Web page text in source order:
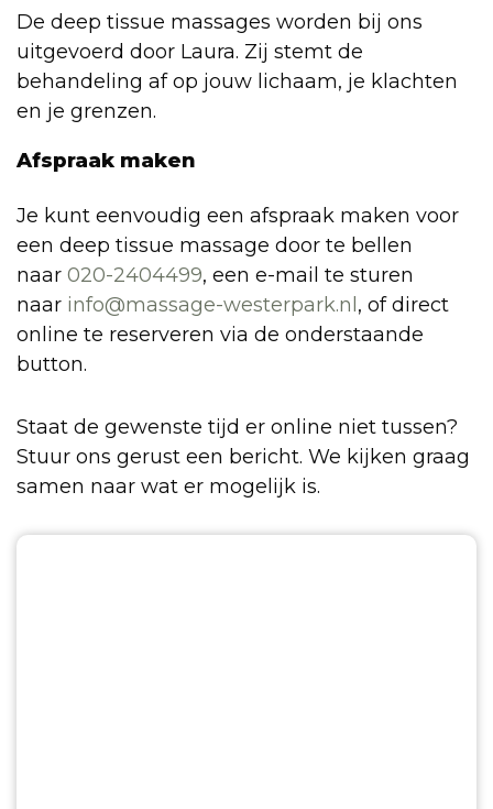
De deep tissue massages worden bij ons
uitgevoerd door Laura. Zij stemt de
behandeling af op jouw lichaam, je klachten
en je grenzen.
Afspraak maken
Je kunt eenvoudig een afspraak maken voor
een deep tissue massage door te bellen
naar 020-2404499, een e-mail te sturen
naar info@massage-westerpark.nl , of direct
online te reserveren via de onderstaande
button.
Staat de gewenste tijd er online niet tussen?
Stuur ons gerust een bericht. We kijken graag
samen naar wat er mogelijk is.